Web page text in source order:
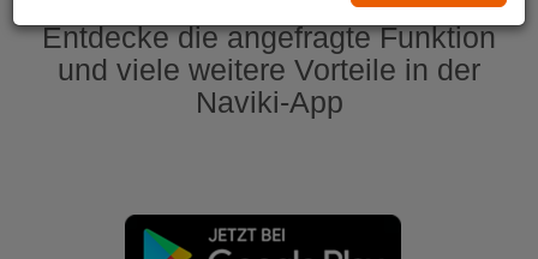
Entdecke die angefragte Funktion
und viele weitere Vorteile in der
Naviki-App